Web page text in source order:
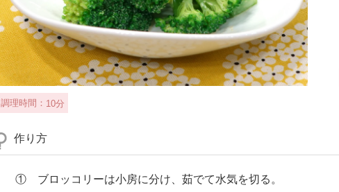
調理時間： 10分
作り方
① ブロッコリーは小房に分け、茹でて水気を切る。